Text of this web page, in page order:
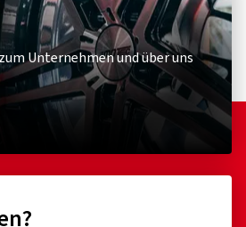
Unternehmen und über uns